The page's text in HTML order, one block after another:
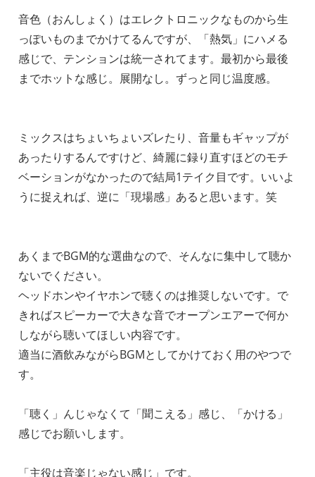
音色（おんしょく）はエレクトロニックなものから生
っぽいものまでかけてるんですが、「熱気」にハメる
感じで、テンションは統一されてます。最初から最後
までホットな感じ。展開なし。ずっと同じ温度感。
ミックスはちょいちょいズレたり、音量もギャップが
あったりするんですけど、綺麗に録り直すほどのモチ
ベーションがなかったので結局1テイク目です。いいよ
うに捉えれば、逆に「現場感」あると思います。笑
あくまでBGM的な選曲なので、そんなに集中して聴か
ないでください。
ヘッドホンやイヤホンで聴くのは推奨しないです。で
きればスピーカーで大きな音でオープンエアーで何か
しながら聴いてほしい内容です。
適当に酒飲みながらBGMとしてかけておく用のやつで
す。
「聴く」んじゃなくて「聞こえる」感じ、「かける」
感じでお願いします。
「主役は音楽じゃない感じ」です。